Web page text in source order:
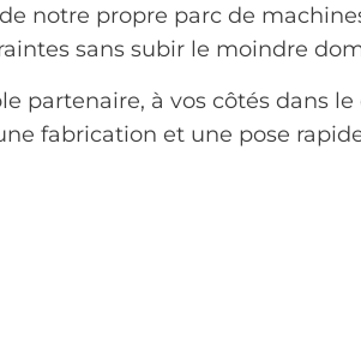
notre propre parc de
sans subir le moindre
partenaire, à vos côtés dans
fabrication et une pose